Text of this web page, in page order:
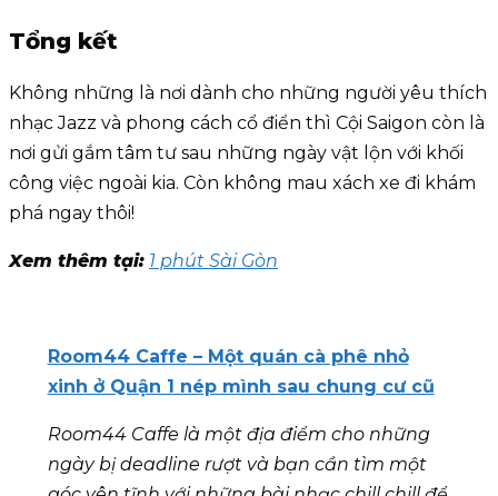
Tổng kết
Không những là nơi dành cho những người yêu thích
nhạc Jazz và phong cách cổ điển thì Cội Saigon còn là
nơi gửi gắm tâm tư sau những ngày vật lộn với khối
công việc ngoài kia. Còn không mau xách xe đi khám
phá ngay thôi!
Xem thêm tại: 1 phút Sài Gòn
Room44 Caffe – Một quán cà phê nhỏ
xinh ở Quận 1 nép mình sau chung cư cũ
Room44 Caffe là một địa điểm cho những
ngày bị deadline rượt và bạn cần tìm một